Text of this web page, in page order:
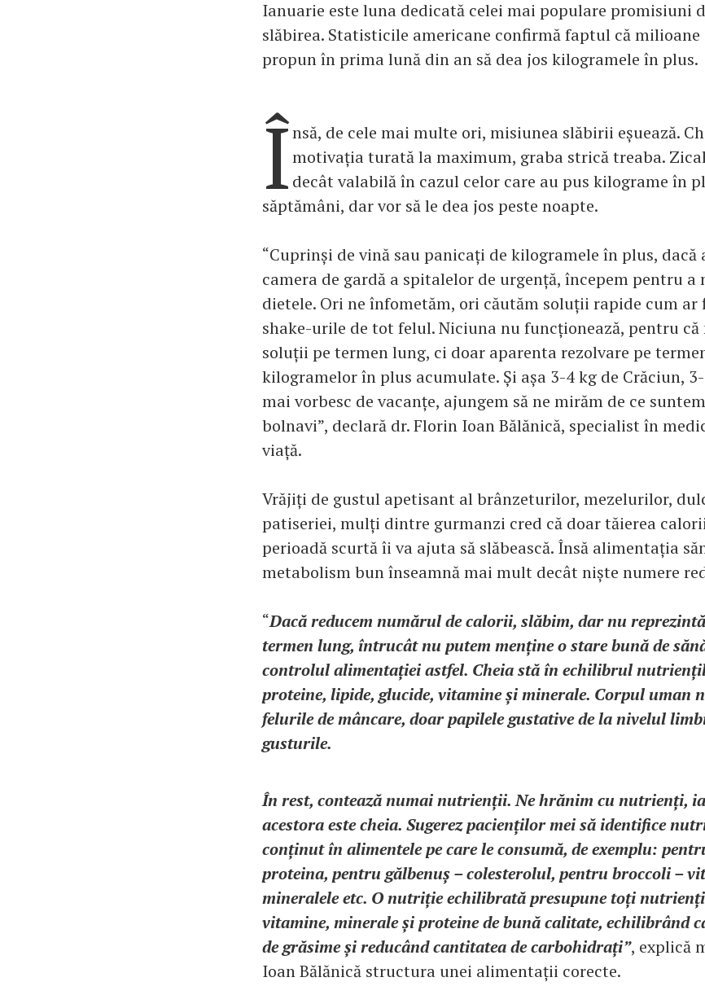
Ianuarie este luna dedicată celei mai populare promisiuni
slăbirea. Statisticile americane confirmă faptul că milioane
propun în prima lună din an să dea jos kilogramele în plus.
Însă, de cele mai multe ori, misiunea slăbirii eșuează.
motivația turată la maximum, graba strică treaba.
decât valabilă în cazul celor care au pus kilograme în
săptămâni, dar vor să le dea jos peste noapte.
“Cuprinși de vină sau panicați de kilogramele în plus, dacă
camera de gardă a spitalelor de urgență, începem pentru a
dietele. Ori ne înfometăm, ori căutăm soluții rapide cum ar
shake-urile de tot felul. Niciuna nu funcționează, pentru
soluții pe termen lung, ci doar aparenta rezolvare pe
kilogramelor în plus acumulate. Și așa 3-4 kg de Crăciun,
mai vorbesc de vacanțe, ajungem să ne mirăm de ce
bolnavi”, declară dr. Florin Ioan Bălănică, specialist în
viață.
Vrăjiți de gustul apetisant al brânzeturilor, mezelurilor,
patiseriei, mulți dintre gurmanzi cred că doar tăierea
perioadă scurtă îi va ajuta să slăbească. Însă alimentația
metabolism bun înseamnă mai mult decât niște numere
“Dacă reducem numărul de calorii, slăbim, dar nu
termen lung, întrucât nu putem menține o stare bună de
controlul alimentației astfel. Cheia stă în echilibrul
proteine, lipide, glucide, vitamine și minerale. Corpul uman
felurile de mâncare, doar papilele gustative de la nivelul
gusturile.
În rest, contează numai nutrienții. Ne hrănim cu nutrienți,
acestora este cheia. Sugerez pacienților mei să identifice
conținut în alimentele pe care le consumă, de exemplu:
proteina, pentru gălbenuș – colesterolul, pentru broccoli –
mineralele etc. O nutriție echilibrată presupune toți
vitamine, minerale și proteine de bună calitate, echilibrând
de grăsime și reducând cantitatea de carbohidrați”, explică
Ioan Bălănică structura unei alimentații corecte.